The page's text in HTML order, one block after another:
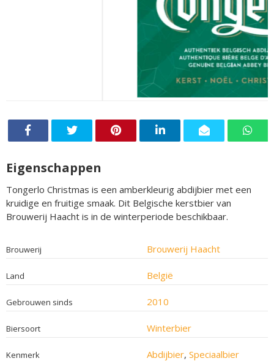
Eigenschappen
Tongerlo Christmas is een amberkleurig abdijbier met een
kruidige en fruitige smaak. Dit Belgische kerstbier van
Brouwerij Haacht is in de winterperiode beschikbaar.
Brouwerij Brouwerij Haacht
Land België
Gebrouwen sinds 2010
Biersoort Winterbier
Kenmerk Abdijbier, Speciaalbier